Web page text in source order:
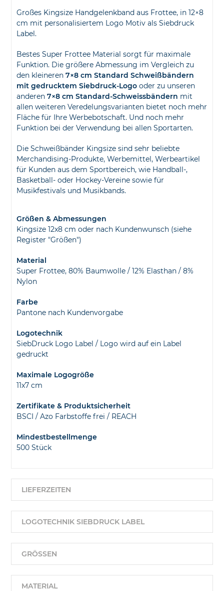
Großes Kingsize Handgelenkband aus Frottee, in 12×8
cm mit personalisiertem Logo Motiv als Siebdruck
Label.
Bestes Super Frottee Material sorgt für maximale
Funktion. Die größere Abmessung im Vergleich zu
den kleineren7×8 cm Standard Schweißbändern
mit gedrucktem Siebdruck-Logo oder zu unseren
anderen7×8 cm Standard-Schweissbändern mit
allen weiteren Veredelungsvarianten bietet noch mehr
Fläche für Ihre Werbebotschaft. Und noch mehr
Funktion bei der Verwendung bei allen Sportarten.
Die Schweißbänder Kingsize sind sehr beliebte
Merchandising-Produkte, Werbemittel, Werbeartikel
für Kunden aus dem Sportbereich, wie Handball-,
Basketball- oder Hockey-Vereine sowie für
Musikfestivals und Musikbands.
Größen & Abmessungen
Kingsize 12x8 cm oder nach Kundenwunsch (siehe
Register "Größen")
Material
Super Frottee, 80% Baumwolle / 12% Elasthan / 8%
Nylon
Farbe
Pantone nach Kundenvorgabe
Logotechnik
SiebDruck Logo Label / Logo wird auf ein Label
gedruckt
Maximale Logogröße
11x7 cm
Zertifikate & Produktsicherheit
BSCI / Azo Farbstoffe frei / REACH
Mindestbestellmenge
500 Stück
LIEFERZEITEN
LOGOTECHNIK SIEBDRUCK LABEL
GRÖSSEN
MATERIAL